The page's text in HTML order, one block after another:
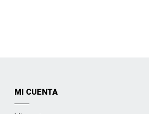
MI CUENTA